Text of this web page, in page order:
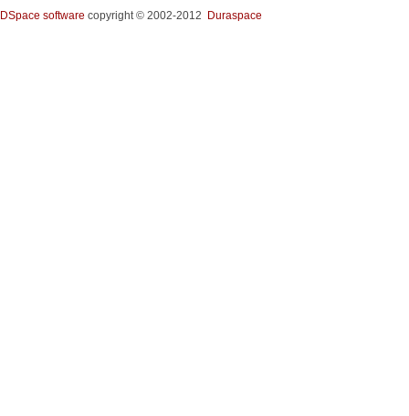
DSpace software copyright © 2002-2012 Duraspace